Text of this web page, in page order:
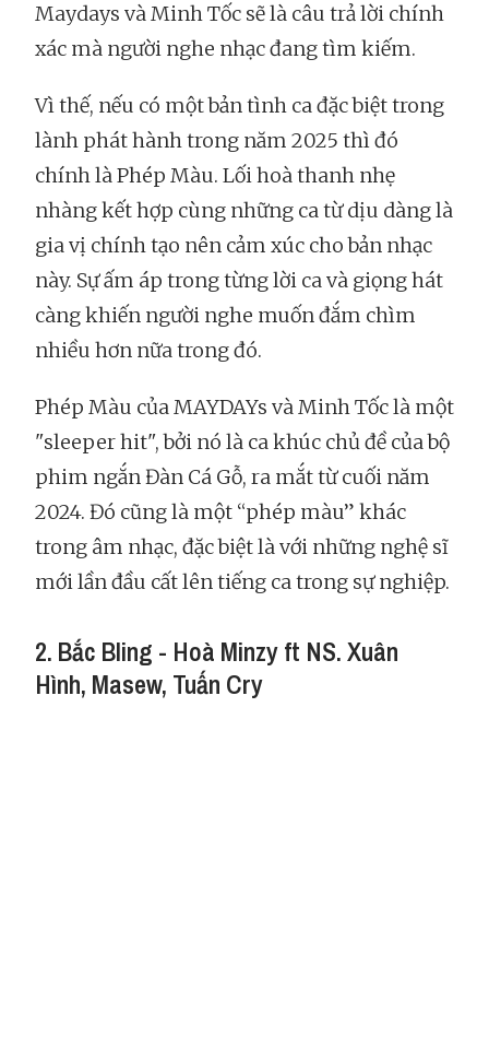
Maydays và Minh Tốc sẽ là câu trả lời chính
xác mà người nghe nhạc đang tìm kiếm.
Vì thế, nếu có một bản tình ca đặc biệt trong
lành phát hành trong năm 2025 thì đó
chính là Phép Màu. Lối hoà thanh nhẹ
nhàng kết hợp cùng những ca từ dịu dàng là
gia vị chính tạo nên cảm xúc cho bản nhạc
này. Sự ấm áp trong từng lời ca và giọng hát
càng khiến người nghe muốn đắm chìm
nhiều hơn nữa trong đó.
Phép Màu của MAYDAYs và Minh Tốc là một
"sleeper hit", bởi nó là ca khúc chủ đề của bộ
phim ngắn Đàn Cá Gỗ, ra mắt từ cuối năm
2024. Đó cũng là một “phép màu” khác
trong âm nhạc, đặc biệt là với những nghệ sĩ
mới lần đầu cất lên tiếng ca trong sự nghiệp.
2. Bắc Bling - Hoà Minzy ft NS. Xuân
Hình, Masew, Tuấn Cry